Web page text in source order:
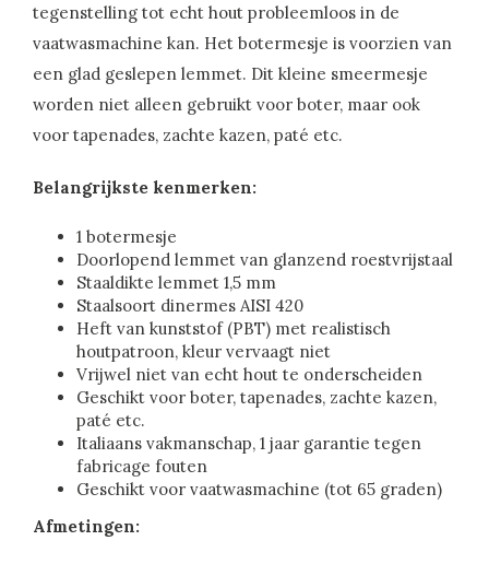
tegenstelling tot echt hout probleemloos in de
vaatwasmachine kan. Het botermesje is voorzien van
een glad geslepen lemmet. Dit kleine smeermesje
worden niet alleen gebruikt voor boter, maar ook
voor tapenades, zachte kazen, paté etc.
Belangrijkste kenmerken:
1 botermesje
Doorlopend lemmet van glanzend roestvrijstaal
Staaldikte lemmet 1,5 mm
Staalsoort dinermes AISI 420
Heft van kunststof (PBT) met realistisch
houtpatroon, kleur vervaagt niet
Vrijwel niet van echt hout te onderscheiden
Geschikt voor boter, tapenades, zachte kazen,
paté etc.
Italiaans vakmanschap, 1 jaar garantie tegen
fabricage fouten
Geschikt voor vaatwasmachine (tot 65 graden)
Afmetingen: